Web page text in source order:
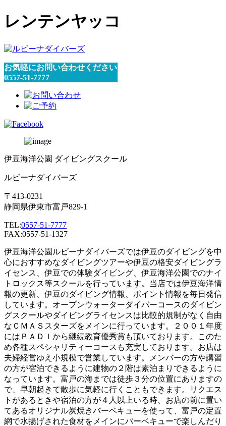
レンテンヤッコ
お気軽にお問い合わせください
0557-51-7777
伊豆海洋公園 ダイビングスクール
ルビーナダイバーズ
〒413-0231
静岡県伊東市富戸829-1
TEL:0557-51-7777
FAX:0557-51-1327
伊豆海洋公園ルビーナダイバーズでは伊豆のダイビングを中
心におすすめなダイビングツアーや伊豆の格安ダイビングラ
イセンス、伊豆での体験ダイビング、伊豆海洋公園でのナイ
トロックス等スクールを行っています。当店では伊豆海洋情
報の更新、伊豆のダイビング情報、ポイント情報を毎日発信
しています。オープンウォーターダイバーコースのダイビン
グスクールやダイビングライセンスは比較的規制がなく自由
なＣＭＡＳスターズをメインに行っています。２００１年度
にはＰＡＤＩから継続教育優秀賞も頂いております。このた
め各種スペシャリティーコースも充実しております。お店は
夫婦経営ゆえ小規模で営業しています。メンバーの方や講習
の方が宿泊できるように建物の２階は素泊まりできるように
なっています。富戸の海までは徒歩３分の位置にありますの
で、早朝起きて散歩に気軽に行くこともできます。リクエス
トがあるときや宿泊の方が４人以上いる時、お店の前に置い
てあるオリジナル炭焼きバーベキューを使って、富戸の定置
網で水揚げされた食材をメインにバーベキューで楽しんだり